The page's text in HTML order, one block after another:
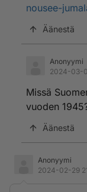
nousee-
Äänestä
Anonyymi
2024-03-
Missä
vuoden
Äänestä
Anonyymi
2024-02-29